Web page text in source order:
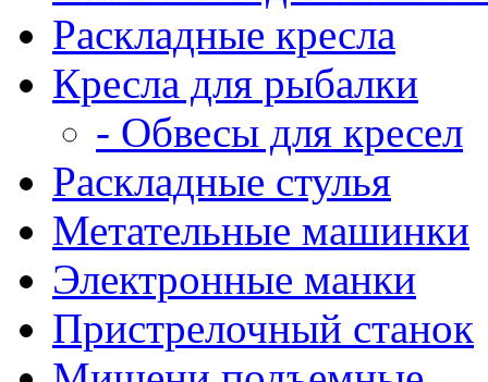
Раскладные кресла
Кресла для рыбалки
- Обвесы для кресел
Раскладные стулья
Метательные машинки
Электронные манки
Пристрелочный станок